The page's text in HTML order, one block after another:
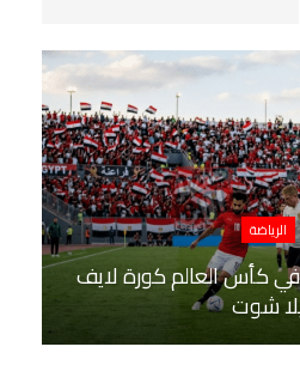
الرياضة
في كأس العالم كورة لايف
شوت